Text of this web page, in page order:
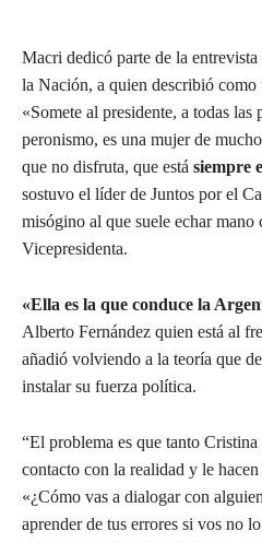
Macri dedicó parte de la
la Nación, a quien describió como
«Somete al presidente, a todas las
peronismo, es una mujer de
que no disfruta, que está siempre
sostuvo el líder de Juntos por el
misógino al que suele echar mano
Vicepresidenta.
«Ella es la que conduce la
Alberto Fernández quien está al
añadió volviendo a la teoría que
instalar su fuerza política.
“El problema es que tanto
contacto con la realidad y le
«¿Cómo vas a dialogar con
aprender de tus errores si vos no